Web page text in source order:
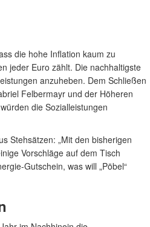
die hohe Inflation kaum zu
jeder Euro zählt. Die nachhaltigste
anzuheben. Dem Schließen
Felbermayr und der Höheren
die Sozialleistungen
Stehsätzen: „Mit den bisherigen
Vorschläge auf dem Tisch
Gutschein, was will „Pöbel“